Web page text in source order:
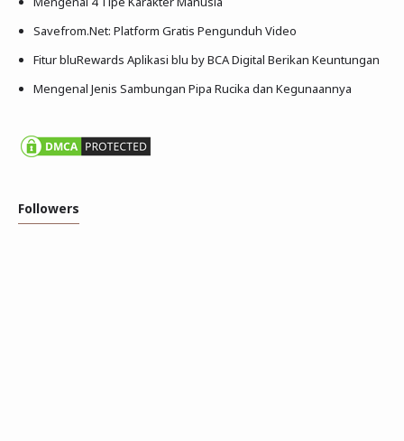
Savefrom.Net: Platform Gratis Pengunduh Video
Fitur bluRewards Aplikasi blu by BCA Digital Berikan Keuntungan
Mengenal Jenis Sambungan Pipa Rucika dan Kegunaannya
Followers